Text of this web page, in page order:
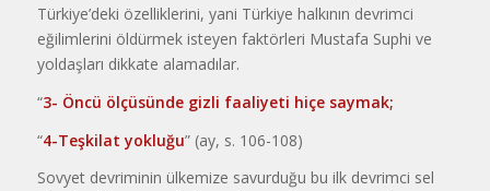
Türkiye’deki özelliklerini, yani Türkiye halkının devrimci
eğilimlerini öldürmek isteyen faktörleri Mustafa Suphi ve
yoldaşları dikkate alamadılar.
“3- Öncü ölçüsünde gizli faaliyeti hiçe saymak;
“4-Teşkilat yokluğu” (ay, s. 106-108)
Sovyet devriminin ülkemize savurduğu bu ilk devrimci sel